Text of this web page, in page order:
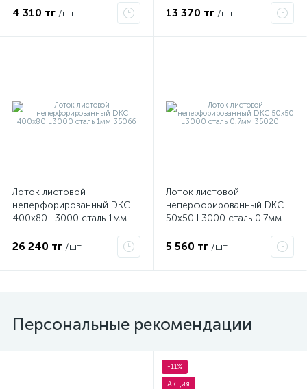
МОНТАЖ» LO0034
4 310 тг /шт 13 370 тг /шт
Лоток листовой
неперфорированный DKC
400х80 L3000 сталь 1мм
26 240 тг /шт
Лоток листовой
неперфорированный DKC
50х50 L3000 сталь 0.7мм
5 560 тг /шт
Персональные рекомендации
-11%
Акция